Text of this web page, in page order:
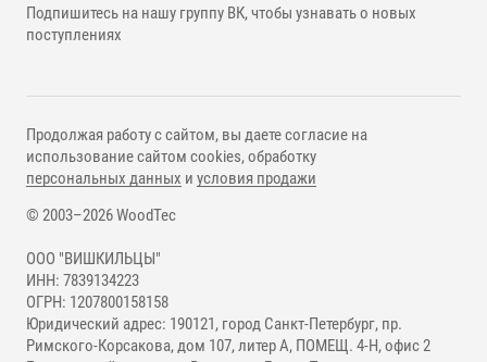
Подпишитесь на нашу группу ВК, чтобы узнавать о новых
поступлениях
© 2003–2026 WoodTec
ООО "ВИШКИЛЬЦЫ"
ИНН: 7839134223
ОГРН: 1207800158158
Юридический адрес: 190121, город Санкт-Петербург, пр.
Римского-Корсакова, дом 107, литер А, ПОМЕЩ. 4-Н, офис 2
Продолжая работу с сайтом, вы даете согласие на
использование сайтом cookies, обработку
персональных данных и условия продажи